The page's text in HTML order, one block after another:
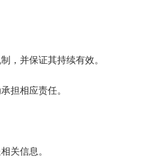
，并保证其持续有效。
担相应责任。
关信息。